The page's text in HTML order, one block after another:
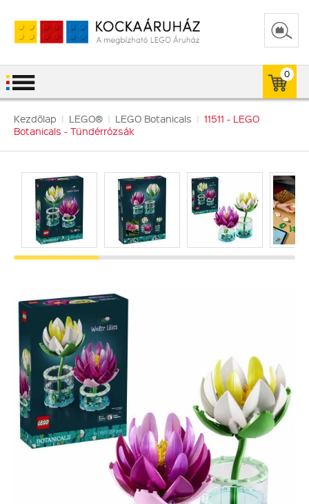
0
Kezdőlap | LEGO® | LEGO Botanicals | 11511 - LEGO
Botanicals - Tündérrózsák